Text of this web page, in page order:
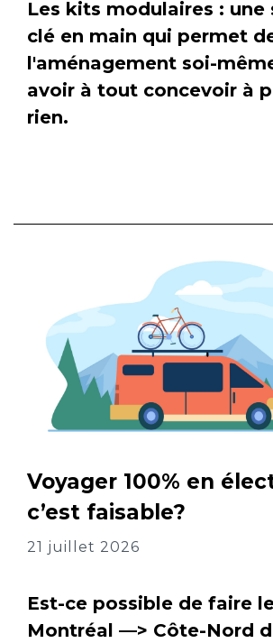
Les kits modulaires : une
clé en main qui permet
l'aménagement soi-
avoir à tout concevoir à
rien.
Voyager 100% en
c’est faisable?
21 juillet 2026
Est-ce possible de faire
Montréal —> Côte-Nord